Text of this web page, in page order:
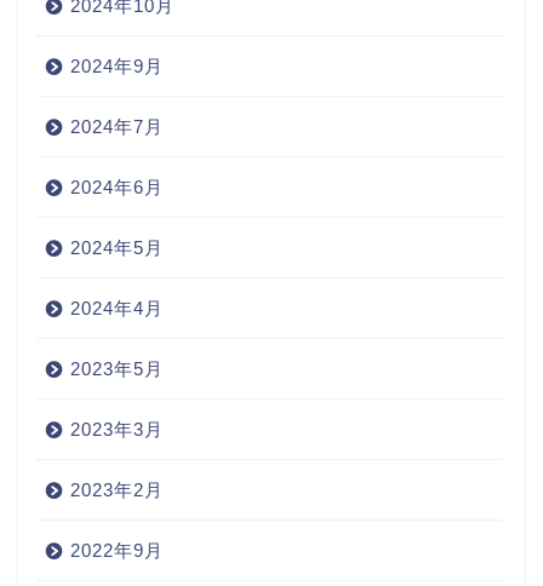
2024年10月
2024年9月
2024年7月
2024年6月
2024年5月
2024年4月
2023年5月
2023年3月
2023年2月
2022年9月